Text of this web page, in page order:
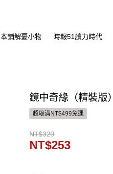
本鋪解憂小物 時報51讀力時代
鏡中奇緣（精裝版）
超取滿NT$499免運
NT$320
NT$253